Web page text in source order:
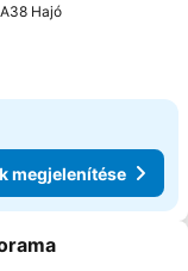
Hajó
megjelenítése
a kedvencekhez